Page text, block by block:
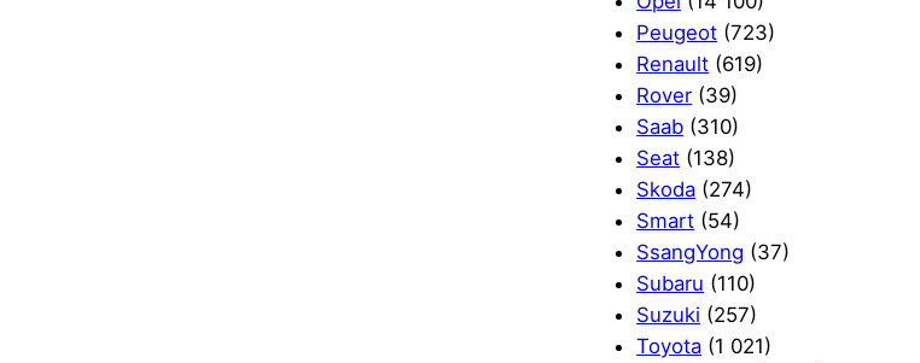
Peugeot (723)
Renault (619)
Rover (39)
Saab (310)
Seat (138)
Skoda (274)
Smart (54)
SsangYong (37)
Subaru (110)
Suzuki (257)
Toyota (1 021)